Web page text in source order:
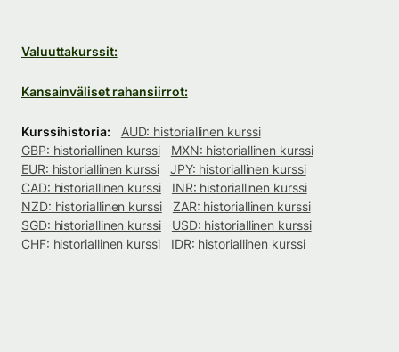
Valuuttakurssit:
Kansainväliset rahansiirrot:
Kurssihistoria:
AUD: historiallinen kurssi
GBP: historiallinen kurssi
MXN: historiallinen kurssi
EUR: historiallinen kurssi
JPY: historiallinen kurssi
CAD: historiallinen kurssi
INR: historiallinen kurssi
NZD: historiallinen kurssi
ZAR: historiallinen kurssi
SGD: historiallinen kurssi
USD: historiallinen kurssi
CHF: historiallinen kurssi
IDR: historiallinen kurssi